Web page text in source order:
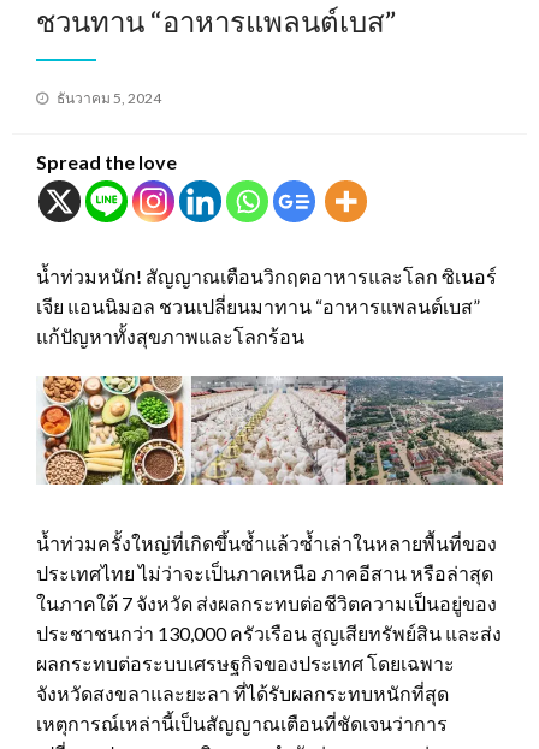
ชวนทาน “อาหารแพลนต์เบส”
Posted
ธันวาคม 5, 2024
Spread the love
น้ำท่วมหนัก! สัญญาณเตือนวิกฤตอาหารและโลก ซิเนอร์
เจีย แอนนิมอล ชวนเปลี่ยนมาทาน “อาหารแพลนต์เบส”
แก้ปัญหาทั้งสุขภาพและโลกร้อน
น้ำท่วมครั้งใหญ่ที่เกิดขึ้นซ้ำแล้วซ้ำเล่าในหลายพื้นที่ของ
ประเทศไทย ไม่ว่าจะเป็นภาคเหนือ ภาคอีสาน หรือล่าสุด
ในภาคใต้ 7 จังหวัด ส่งผลกระทบต่อชีวิตความเป็นอยู่ของ
ประชาชนกว่า 130,000 ครัวเรือน สูญเสียทรัพย์สิน และส่ง
ผลกระทบต่อระบบเศรษฐกิจของประเทศ โดยเฉพาะ
จังหวัดสงขลาและยะลา ที่ได้รับผลกระทบหนักที่สุด
เหตุการณ์เหล่านี้เป็นสัญญาณเตือนที่ชัดเจนว่าการ